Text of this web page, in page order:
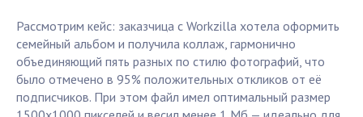
Рассмотрим кейс: заказчица с Workzilla хотела оформить
семейный альбом и получила коллаж, гармонично
объединяющий пять разных по стилю фотографий, что
было отмечено в 95% положительных откликов от её
подписчиков. При этом файл имел оптимальный размер